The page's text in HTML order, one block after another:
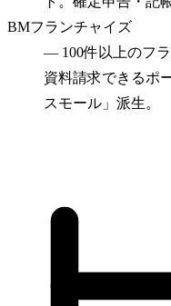
BMフランチャイズ
— 100件以上のフ
資料請求できるポ
スモール」派生。